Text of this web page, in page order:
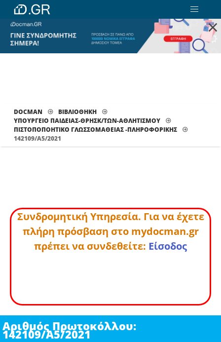
×
DOCMAN
ΒΙΒΛΙΟΘΗΚΗ
ΥΠΟΥΡΓΕΙΟ ΠΑΙΔΕΙΑΣ-ΘΡΗΣΚ/ΤΩΝ-ΑΘΛΗΤΙΣΜΟΥ
ΠΙΣΤΟΠΟΠΟΗΤΙΚΌ ΓΛΩΣΣΟΜΆΘΕΙΑΣ -ΠΛΗΡΟΦΟΡΙΚΉΣ
142109/A5/2021
Συνδρομητική Υπηρεσία. Για να έχετε
πλήρη πρόσβαση στο mydocman.gr
πρέπει να συνδεθείτε: Είσοδος
Αριθμός Πρωτοκόλλου:
142109/A5/2021